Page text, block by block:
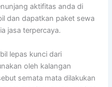
aktifitas anda di
dan dapatkan paket sewa
jasa terpercaya.
lepas kunci dari
oleh kalangan
semata mata dilakukan